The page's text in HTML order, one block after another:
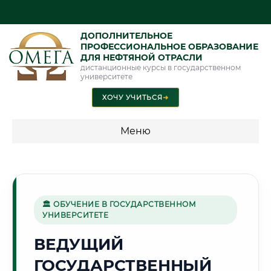
ДОПОЛНИТЕЛЬНОЕ
ПРОФЕССИОНАЛЬНОЕ ОБРАЗОВАНИЕ
ДЛЯ НЕФТЯНОЙ ОТРАСЛИ
дистанционные курсы в государственном
университете
ХОЧУ УЧИТЬСЯ➜
Меню
Г. МУРМАНСК
🏛 ОБУЧЕНИЕ В ГОСУДАРСТВЕННОМ
УНИВЕРСИТЕТЕ
ВЕДУЩИЙ
ГОСУДАРСТВЕННЫЙ